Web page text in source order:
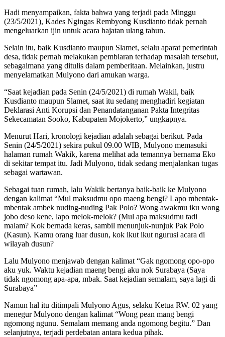
Hadi menyampaikan, fakta bahwa yang terjadi pada Minggu
(23/5/2021), Kades Ngingas Rembyong Kusdianto tidak pernah
mengeluarkan ijin untuk acara hajatan ulang tahun.
Selain itu, baik Kusdianto maupun Slamet, selalu aparat pemerintah
desa, tidak pernah melakukan pembiaran terhadap masalah tersebut,
sebagaimana yang ditulis dalam pemberitaan. Melainkan, justru
menyelamatkan Mulyono dari amukan warga.
“Saat kejadian pada Senin (24/5/2021) di rumah Wakil, baik
Kusdianto maupun Slamet, saat itu sedang menghadiri kegiatan
Deklarasi Anti Korupsi dan Penandatanganan Pakta Integritas
Sekecamatan Sooko, Kabupaten Mojokerto,” ungkapnya.
Menurut Hari, kronologi kejadian adalah sebagai berikut. Pada
Senin (24/5/2021) sekira pukul 09.00 WIB, Mulyono memasuki
halaman rumah Wakik, karena melihat ada temannya bernama Eko
di sekitar tempat itu. Jadi Mulyono, tidak sedang menjalankan tugas
sebagai wartawan.
Sebagai tuan rumah, lalu Wakik bertanya baik-baik ke Mulyono
dengan kalimat “Mul maksudmu opo maeng bengi? Lapo mbentak-
mbentak ambek nuding-nuding Pak Polo? Wong awakmu iku wong
jobo deso kene, lapo melok-melok? (Mul apa maksudmu tadi
malam? Kok bernada keras, sambil menunjuk-nunjuk Pak Polo
(Kasun). Kamu orang luar dusun, kok ikut ikut ngurusi acara di
wilayah dusun?
Lalu Mulyono menjawab dengan kalimat “Gak ngomong opo-opo
aku yuk. Waktu kejadian maeng bengi aku nok Surabaya (Saya
tidak ngomong apa-apa, mbak. Saat kejadian semalam, saya lagi di
Surabaya”
Namun hal itu ditimpali Mulyono Agus, selaku Ketua RW. 02 yang
menegur Mulyono dengan kalimat “Wong pean mang bengi
ngomong ngunu. Semalam memang anda ngomong begitu.” Dan
selanjutnya, terjadi perdebatan antara kedua pihak.